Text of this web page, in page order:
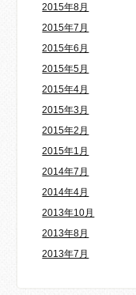
2015年8月
2015年7月
2015年6月
2015年5月
2015年4月
2015年3月
2015年2月
2015年1月
2014年7月
2014年4月
2013年10月
2013年8月
2013年7月